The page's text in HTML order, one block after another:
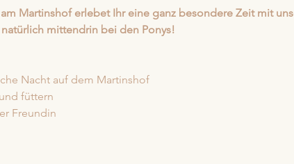
Martinshof erlebet Ihr eine ganz besondere Zeit mit
mittendrin bei den Ponys!
Nacht auf dem Martinshof
füttern
Freundin